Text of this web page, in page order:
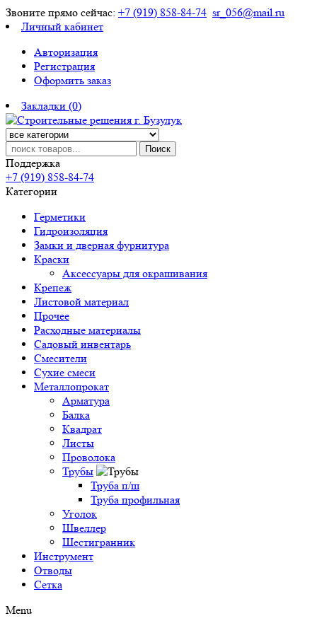
Звоните прямо сейчас: +7 (919) 858-84-74 sr_056@mail.ru
Личный кабинет
Авторизация
Регистрация
Оформить заказ
Закладки (0)
Поиск
Поддержка
+7 (919) 858-84-74
Категории
Герметики
Гидроизоляция
Замки и дверная фурнитура
Краски
Аксессуары для окрашивания
Крепеж
Листовой материал
Прочее
Расходные материалы
Садовый инвентарь
Смесители
Сухие смеси
Металлопрокат
Арматура
Балка
Квадрат
Листы
Проволока
Трубы
Труба п/ш
Труба профильная
Уголок
Швеллер
Шестигранник
Инструмент
Отводы
Сетка
Menu